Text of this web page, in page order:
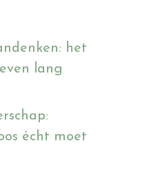
het
lang
écht moet